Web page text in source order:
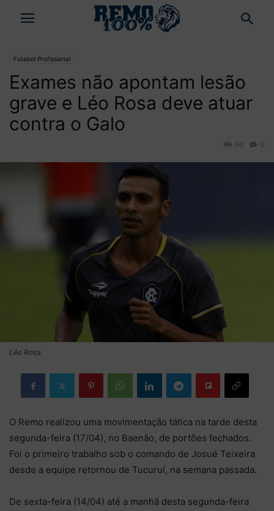
Futebol Profissional
Exames não apontam lesão
grave e Léo Rosa deve atuar
contra o Galo
0
98
Léo Rosa
O Remo realizou uma movimentação tática na tarde desta
segunda-feira (17/04), no Baenão, de portões fechados.
Foi o primeiro trabalho sob o comando de Josué Teixeira
desde a equipe retornou de Tucuruí, na semana passada.
De sexta-feira (14/04) até a manhã desta segunda-feira